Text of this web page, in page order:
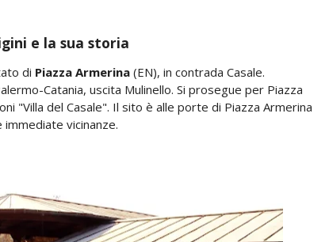
e la sua storia
di Piazza Armerina (EN), in contrada Casale.
Catania, uscita Mulinello. Si prosegue per Piazza
"Villa del Casale". Il sito è alle porte di Piazza Armerina
vicinanze.